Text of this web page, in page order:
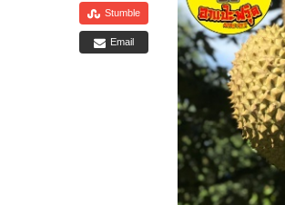
Stumble
Email